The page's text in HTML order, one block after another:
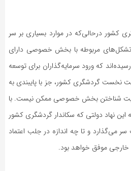
کشور درحالی‌که در موارد بسیاری بر سر
تشکل‌های مربوطه با بخش خصوصی دارای
که ورود سرمایه‌گذاران برای توسعه
نخست گردشگری کشور، جز با پایبندی به
شناختن بخش خصوصی ممکن نیست. با
این نهاد دولتی که سکاندار گردشگری کشور
می‌گذارد و تا چه اندازه در جلب اعتماد
خارجی موفق خواهد بود.